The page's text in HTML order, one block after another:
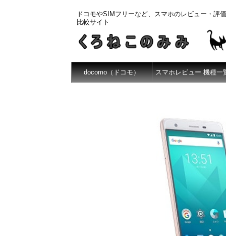
ドコモやSIMフリーなど、スマホのレビュー・評価
比較サイト
docomo（ドコモ） スマホレビュー 機種一